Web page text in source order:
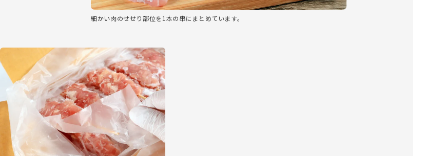
細かい肉のせせり部位を1本の串にまとめています。